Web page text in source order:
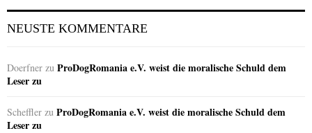
NEUSTE KOMMENTARE
Doerfner zu ProDogRomania e.V. weist die moralische Schuld dem
Leser zu
Scheffler zu ProDogRomania e.V. weist die moralische Schuld dem
Leser zu